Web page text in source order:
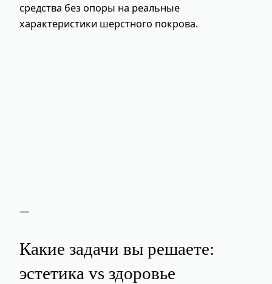
средства без опоры на реальные
характеристики шерстного покрова.
—
Какие задачи вы решаете:
эстетика vs здоровье